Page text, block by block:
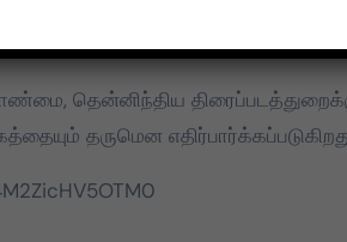
இந்த முயற்சி இந்திய
தென்னிந்திய
தருமென